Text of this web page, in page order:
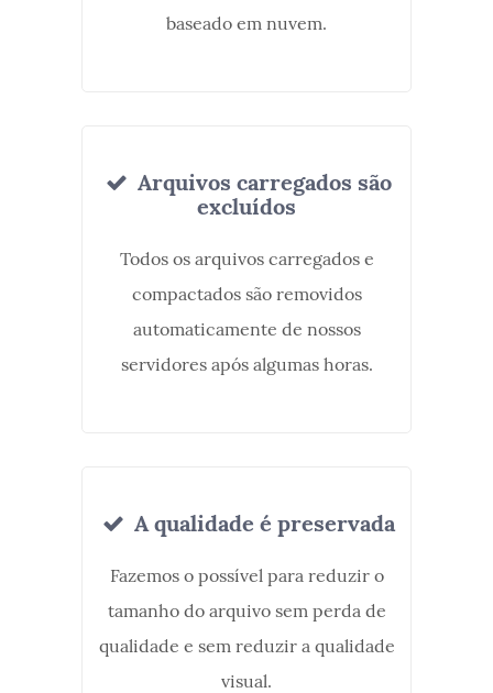
baseado em nuvem.
Arquivos carregados são
excluídos
Todos os arquivos carregados e
compactados são removidos
automaticamente de nossos
servidores após algumas horas.
A qualidade é preservada
Fazemos o possível para reduzir o
tamanho do arquivo sem perda de
qualidade e sem reduzir a qualidade
visual.